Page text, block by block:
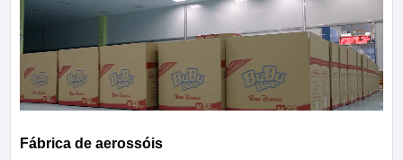
Fábrica de aerossóis